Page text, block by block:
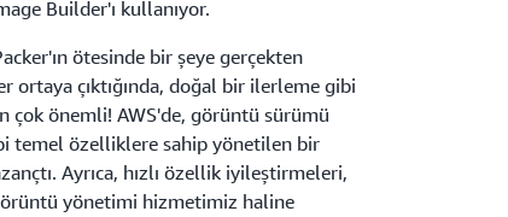
Builder'ı kullanıyor.
ötesinde bir şeye gerçekten
ortaya çıktığında, doğal bir ilerleme gibi
çok önemli! AWS'de, görüntü sürümü
temel özelliklere sahip yönetilen bir
Ayrıca, hızlı özellik iyileştirmeleri,
yönetimi hizmetimiz haline